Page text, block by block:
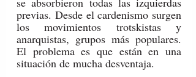
previas. Desde el cardenismo surgen
los movimientos trotskistas y
anarquistas, grupos más populares.
El problema es que están en una
situación de mucha desventaja.